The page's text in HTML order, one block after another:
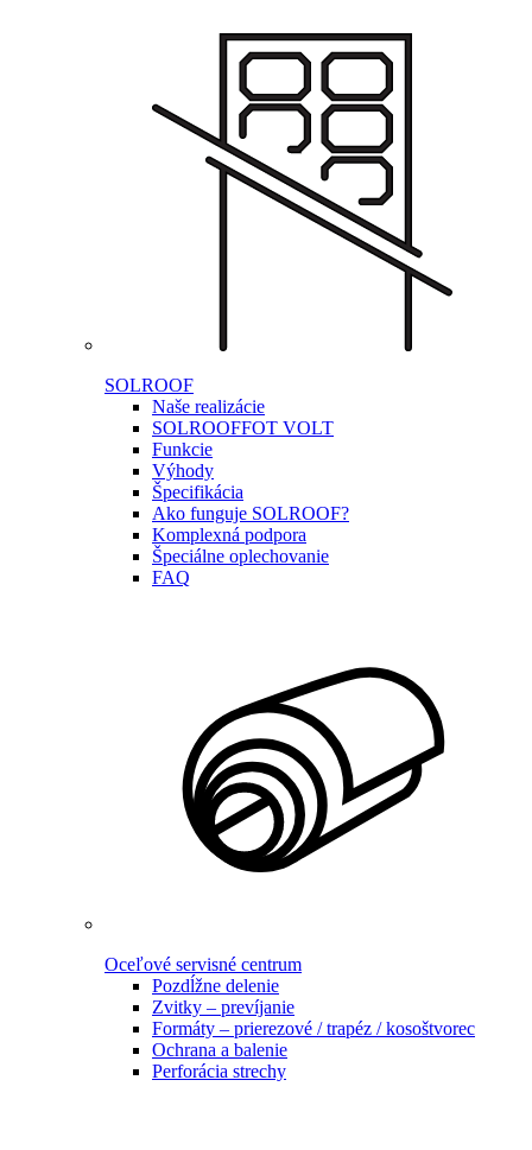
SOLROOF
Naše realizácie
SOLROOFFOT VOLT
Funkcie
Výhody
Špecifikácia
Ako funguje SOLROOF?
Komplexná podpora
Špeciálne oplechovanie
FAQ
Oceľové servisné centrum
Pozdĺžne delenie
Zvitky – prevíjanie
Formáty – prierezové / trapéz / kosoštvorec
Ochrana a balenie
Perforácia strechy